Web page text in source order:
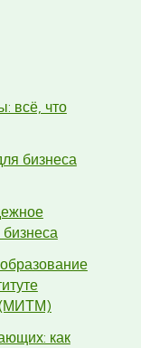
всё, что
бизнеса
(МИТМ)
как